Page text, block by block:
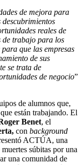
de mejora para
descubrimientos
reales de
de trabajo para los
que las empresas
de sus
se trata de
de negocio”
de alumnos que,
están trabajando. El
Benet, el
con background
ACTÚA, una
súbitas por una
una comunidad de